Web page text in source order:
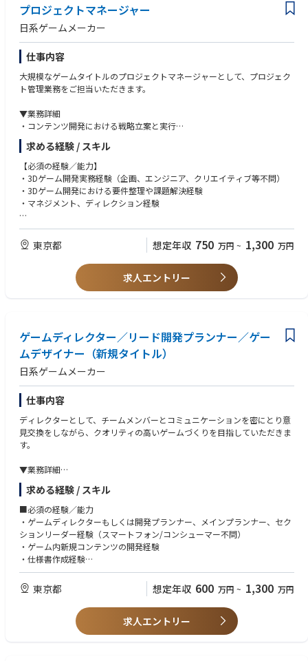
進。
（変更の範囲）会社の定める全ての業務（職種変更・配置転換あり）
■面白さ・やりがい（私たちが提供できること）
・意思決定経験
してのマーケティングを、裁量を持って実行できます。
・「toB × toC × toG」が交差する稀有なフィールド
プローチ、さらには行政（toG）との連携。
これらが複雑に絡み合う難易度の高い戦略立案に挑戦できます。
・社会貢献性×経済価値の両輪
営業とマーケティングはとても近い組織となるため、実際の施設の声を
聴き、手触り感を持ちながら推進できます。
少しでもご興味をお持ちいただけましたら、まずはカジュアルにお話しま
せんか？
ご応募お待ちしております！
・BtoCマーケティング（SNS、動画、アプリマーケ等）のご経験
・広告代理店ご出身の場合：クライアントの事業KPIに責任を持ち、上流
の戦略設計から実行・効果検証まで担ったご経験
【求める人物像】
・戦略と実行の間を埋めることに面白さを感じ、多角的な視点で実行推進
できる方
・社会的意義への共感と、数値に対するシビアな感覚の両方をお持ちの方
・変化を楽しみながら業務に向き合える方
・相手へのリスペクトを持ちながら建設的にコミュニケーションをとれる
プロジェクトマネージャー
日系ゲームメーカー
仕事内容
大規模なゲームタイトルのプロジェクトマネージャーとして、プロジェク
ト管理業務をご担当いただきます。
▼業務詳細
・コンテンツ開発における戦略立案と実行
・プロジェクトの予算策定、予実管理業務
・経営層に向けた各種レポートの作成と報告
・スケジュール管理や人員調整等、プロジェクトの進行に関わる各種業務
・海外を含めた外部の協力会社との渉外、調整業務
・社内の他部署との連携、調整業務
・プロモーションの企画、提案
領域に特化したPMをご担当いただく可能性がございます。
※これまでプロジェクトマネージャーとしての実務経験をお持ちでない方
でも、ゲーム開発経験およびマネジメント経験をお持ちであればご応募可
※ご希望に応じて、将来的に他セクション・新規タイトル含めた他プロジ
・コアメンバーの一員として、事業の推進および拡大に主体的に関与でき
る環境です。
・メンバーとの信頼関係を構築し、チームづくりに携わる経験を積むこと
ができます。
・複数の協業タイトルを通じて、渉外力・調整力を磨くことができます。
・ヒト・モノ・カネのすべてに関わる事業運営・管理経験を得ることがで
きます。
・同様の課題に向き合う複数のPMと、プロジェクトを越えて相談・連携
し、相互に成長できる環境です。
求める経験 / スキル
【必須の経験／能力】
・3Dゲーム開発実務経験（企画、エンジニア、クリエイティブ等不問）
・3Dゲーム開発における要件整理や課題解決経験
・マネジメント、ディレクション経験
【望ましい経験／能力】
・新規開発初期段階(α以降)からPMとして参画し、リリースまで完遂され
た経験
・3DCGを扱うプロジェクトでのPM経験
・複数案件を並行したマネジメントやディレクション経験
・チームビルディング経験
東京都 想定年収 750 万円 ~ 1,300 万円
求人エントリー
ゲームディレクター／リード開発プランナー／ゲー
ムデザイナー（新規タイトル）
日系ゲームメーカー
仕事内容
ディレクターとして、チームメンバーとコミュニケーションを密にとり意
見交換をしながら、クオリティの高いゲームづくりを目指していただきま
す。
▼業務詳細
・事業戦略に基づいた組織体制の構築
・事業戦略を実現するための開発フロー改善
・プロデューサー、PM、各部門との連携、調整
・チーム内での課題洗い出し、シューティング
・その他チームマネジメントやゲームプランナーとしての業務
※お強みやご希望に応じて、将来的に他セクション・新規タイトル含めた
です。
求める経験 / スキル
■必須の経験／能力
・ゲームディレクターもしくは開発プランナー、メインプランナー、セク
ションリーダー経験（スマートフォン/コンシューマー不問）
・ゲーム内新規コンテンツの開発経験
・仕様書作成経験
・RPGジャンルのゲーム開発や運用経験
・Unity、Git、Confluence使用経験
■望ましい経験／能力
・ヒットタイトルでのゲームディレクターや開発プランナー経験（スマー
トフォン/コンシューマー不問）
東京都 想定年収 600 万円 ~ 1,300 万円
求人エントリー